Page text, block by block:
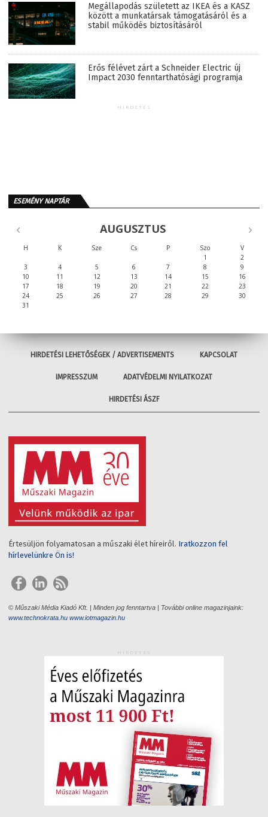
Megállapodás született az IKEA és a KASZ
között a munkatársak támogatásáról és a
stabil működés biztosításáról
Erős félévet zárt a Schneider Electric új
Impact 2030 fenntarthatósági programja
HIRDETÉS
ESEMÉNY NAPTÁR
AUGUSZTUS
H K Sze Cs P Szo
V
1
2
3
4 5 6 7 8
9
10
11 12 13 14 15
16
17
18 19 20 21 22
23
24
25 26 27 28 29
30
31
HIRDETÉSI LEHETŐSÉGEK / ADVERTISEMENTS KAPCSOLAT
IMPRESSZUM ADATVÉDELMI NYILATKOZAT
HIRDETÉSI ÁSZF
Értesüljön folyamatosan a műszaki élet híreiről. Iratkozzon fel
hírlevelünkre Ön is!
© Műszaki Média Kiadó Kft. | Minden jog fenntartva | További online magazinjaink:
www.technokrata.hu www.iotmagazin.hu
HIRDETÉS